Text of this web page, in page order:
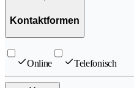
Kontaktformen
Online Telefonisch